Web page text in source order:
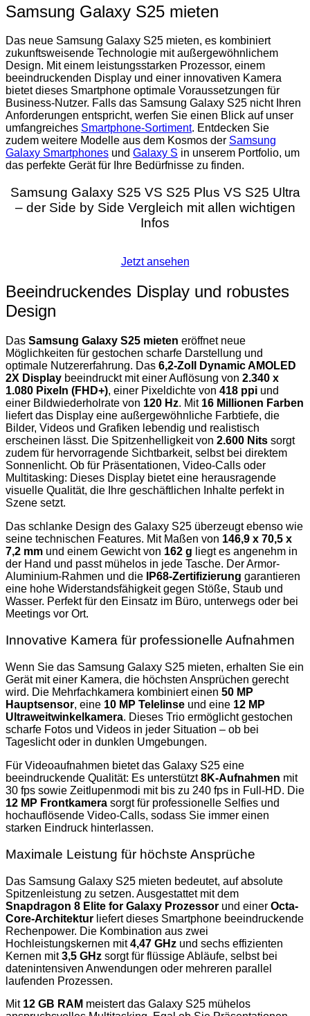
Samsung Galaxy S25 mieten
Das neue Samsung Galaxy S25 mieten, es kombiniert
zukunftsweisende Technologie mit außergewöhnlichem
Design. Mit einem leistungsstarken Prozessor, einem
beeindruckenden Display und einer innovativen Kamera
bietet dieses Smartphone optimale Voraussetzungen für
Business-Nutzer. Falls das Samsung Galaxy S25 nicht Ihren
Anforderungen entspricht, werfen Sie einen Blick auf unser
umfangreiches Smartphone-Sortiment. Entdecken Sie
zudem weitere Modelle aus dem Kosmos der Samsung
Galaxy Smartphones und Galaxy S in unserem Portfolio, um
das perfekte Gerät für Ihre Bedürfnisse zu finden.
Samsung Galaxy S25 VS S25 Plus VS S25 Ultra
– der Side by Side Vergleich mit allen wichtigen
Infos
Jetzt ansehen
Beeindruckendes Display und robustes
Design
Das Samsung Galaxy S25 mieten eröffnet neue
Möglichkeiten für gestochen scharfe Darstellung und
optimale Nutzererfahrung. Das 6,2-Zoll Dynamic AMOLED
2X Display beeindruckt mit einer Auflösung von 2.340 x
1.080 Pixeln (FHD+), einer Pixeldichte von 418 ppi und
einer Bildwiederholrate von 120 Hz. Mit 16 Millionen Farben
liefert das Display eine außergewöhnliche Farbtiefe, die
Bilder, Videos und Grafiken lebendig und realistisch
erscheinen lässt. Die Spitzenhelligkeit von 2.600 Nits sorgt
zudem für hervorragende Sichtbarkeit, selbst bei direktem
Sonnenlicht. Ob für Präsentationen, Video-Calls oder
Multitasking: Dieses Display bietet eine herausragende
visuelle Qualität, die Ihre geschäftlichen Inhalte perfekt in
Szene setzt.
Das schlanke Design des Galaxy S25 überzeugt ebenso wie
seine technischen Features. Mit Maßen von 146,9 x 70,5 x
7,2 mm und einem Gewicht von 162 g liegt es angenehm in
der Hand und passt mühelos in jede Tasche. Der Armor-
Aluminium-Rahmen und die
IP68-Zertifizierung garantieren
eine hohe Widerstandsfähigkeit gegen Stöße, Staub und
Wasser. Perfekt für den Einsatz im Büro, unterwegs oder bei
Meetings vor Ort.
Innovative Kamera für professionelle Aufnahmen
Wenn Sie das Samsung Galaxy S25 mieten, erhalten Sie ein
Gerät mit einer Kamera, die höchsten Ansprüchen gerecht
wird. Die Mehrfachkamera kombiniert einen 50 MP
Hauptsensor, eine 10 MP Telelinse und eine 12 MP
Ultraweitwinkelkamera. Dieses Trio ermöglicht gestochen
scharfe Fotos und Videos in jeder Situation – ob bei
Tageslicht oder in dunklen Umgebungen.
Für Videoaufnahmen bietet das Galaxy S25 eine
beeindruckende Qualität: Es unterstützt8K-Aufnahmen mit
30 fps sowie Zeitlupenmodi mit bis zu 240 fps in Full-HD. Die
12 MP Frontkamera sorgt für professionelle Selfies und
hochauflösende Video-Calls, sodass Sie immer einen
starken Eindruck hinterlassen.
Maximale Leistung für höchste Ansprüche
Das Samsung Galaxy S25 mieten bedeutet, auf absolute
Spitzenleistung zu setzen. Ausgestattet mit dem
Snapdragon 8 Elite for Galaxy Prozessor und einer Octa-
Core-Architektur liefert dieses Smartphone beeindruckende
Rechenpower. Die Kombination aus zwei
Hochleistungskernen mit4,47 GHz und sechs effizienten
Kernen mit3,5 GHz sorgt für flüssige Abläufe, selbst bei
datenintensiven Anwendungen oder mehreren parallel
laufenden Prozessen.
Mit 12 GB RAM meistert das Galaxy S25 mühelos